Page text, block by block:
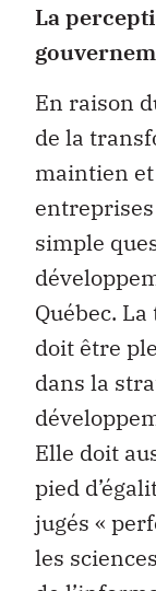
La
En raison
de la
maintien
simple
Québec.
doit être
dans la
Elle doit
pied
jugés «
les